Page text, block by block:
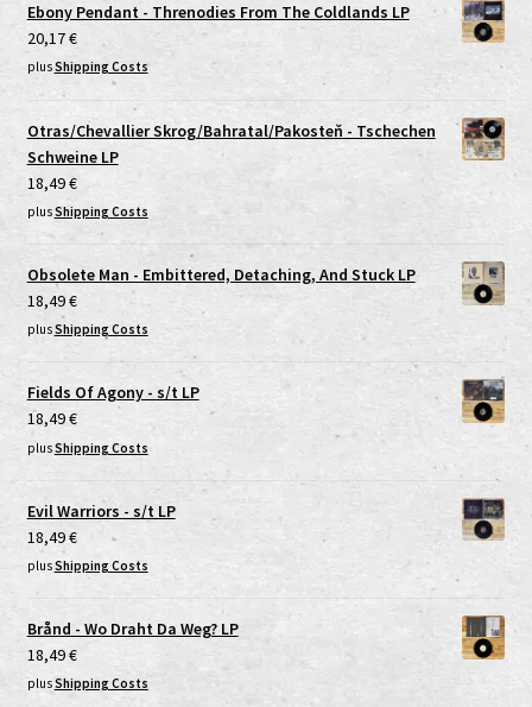
Ebony Pendant - Threnodies From The Coldlands LP
20,17€
plusShipping Costs
Otras/Chevallier Skrog/Bahratal/Pakosteň - Tschechen
Schweine LP
18,49€
plusShipping Costs
Obsolete Man - Embittered, Detaching, And Stuck LP
18,49€
plusShipping Costs
Fields Of Agony - s/t LP
18,49€
plusShipping Costs
Evil Warriors - s/t LP
18,49€
plusShipping Costs
Brånd - Wo Draht Da Weg? LP
18,49€
plusShipping Costs